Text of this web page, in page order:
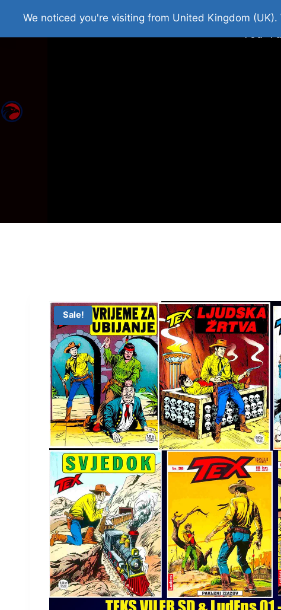
Home Roman Tjedna
You
Sale!
We noticed you're visiting from United Kingdom